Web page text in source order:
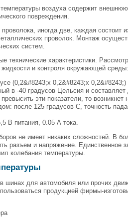
воздуха содержит
повреждения.
иногда две, каждая
проволок. Монтаж
систем.
технические характеристики.
и контроля окружающей среды:
(0,2&#8243;х 0,2&#8243;х 0,2&#8243;)
в -40 градусов Цельсия и
эти показатели, то возникнет
после 125 градусов С, точность
В питания, 0.05 А тока.
не имеет никаких сложностей. В
разъем и напряжение. Единственное
колебания температуры.
шинах для автомобиля или прочих
продукцией фирмы-